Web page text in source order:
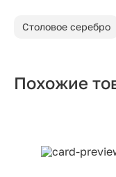
Столовое серебро
Похожие